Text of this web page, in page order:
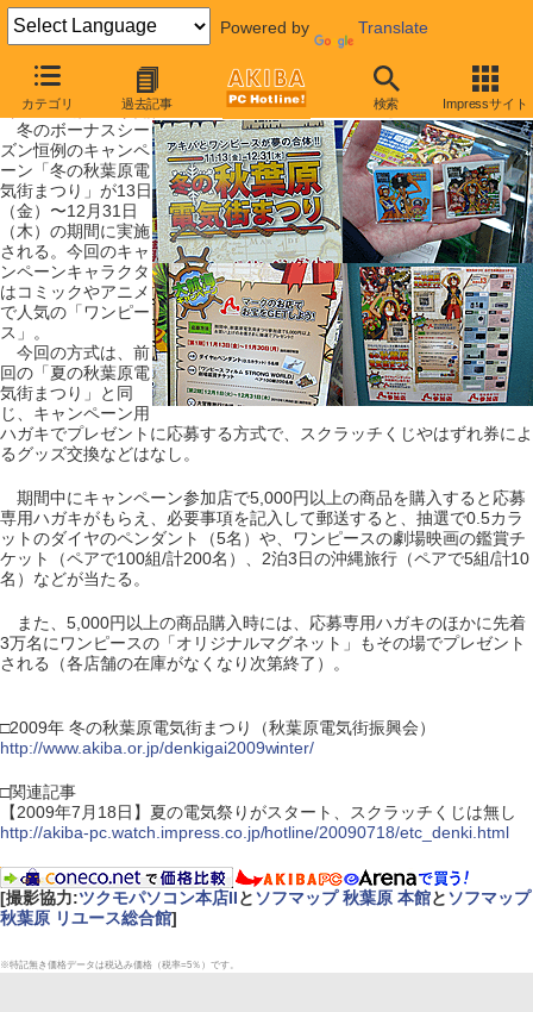
Powered by Translate
カテゴリ 過去記事 検索 Impressサイト
【 2009年11月14日号 】
冬の電気街祭り開始、アニメ「ワンピース」とコラボ
冬のボーナスシー
ズン恒例のキャンペ
ーン「冬の秋葉原電
気街まつり」が13日
（金）〜12月31日
（木）の期間に実施
される。今回のキャ
ンペーンキャラクタ
はコミックやアニメ
で人気の「ワンピー
ス」。
今回の方式は、前
回の「夏の秋葉原電
気街まつり」と同
じ、キャンペーン用
ハガキでプレゼントに応募する方式で、スクラッチくじやはずれ券によ
るグッズ交換などはなし。
期間中にキャンペーン参加店で5,000円以上の商品を購入すると応募
専用ハガキがもらえ、必要事項を記入して郵送すると、抽選で0.5カラ
ットのダイヤのペンダント（5名）や、ワンピースの劇場映画の鑑賞チ
ケット（ペアで100組/計200名）、2泊3日の沖縄旅行（ペアで5組/計10
名）などが当たる。
また、5,000円以上の商品購入時には、応募専用ハガキのほかに先着
3万名にワンピースの「オリジナルマグネット」もその場でプレゼント
される（各店舗の在庫がなくなり次第終了）。
□2009年 冬の秋葉原電気街まつり（秋葉原電気街振興会）
http://www.akiba.or.jp/denkigai2009winter/
□関連記事
【2009年7月18日】夏の電気祭りがスタート、スクラッチくじは無し
http://akiba-pc.watch.impress.co.jp/hotline/20090718/etc_denki.html
[撮影協力:ツクモパソコン本店IIと ソフマップ 秋葉原 本館と ソフマップ
秋葉原 リユース総合館]
※特記無き価格データは税込み価格（税率=5％）です。